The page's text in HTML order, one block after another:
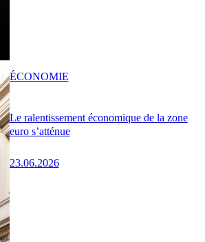
Le ralentissement économique de la zone
euro s’atténue
23.06.2026
ÉCONOMIE